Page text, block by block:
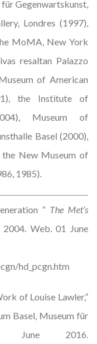
Gegenwartskunst,
Londres (1997),
MoMA, New York
resaltan Palazzo
of American
the Institute of
Museum of
Basel (2000),
New Museum of
1985).
” The Met’s
2004. Web. 01 June
hd_pcgn.htm
of Louise Lawler,”
Basel, Museum für
June 2016.